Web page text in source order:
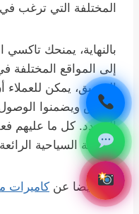
المختلفة التي ترغب في
بالنهاية، يمنحك
إلى المواقع
المسبق، يمكن
الخاص ويضمنوا
المحدد. كل ما عليهم
بالرحلة السياحية
اقرأ أيضا عن كاميرات